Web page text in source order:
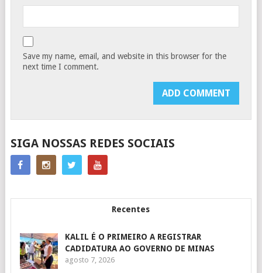
Save my name, email, and website in this browser for the
next time I comment.
SIGA NOSSAS REDES SOCIAIS
Recentes
KALIL É O PRIMEIRO A REGISTRAR
CADIDATURA AO GOVERNO DE MINAS
agosto 7, 2026